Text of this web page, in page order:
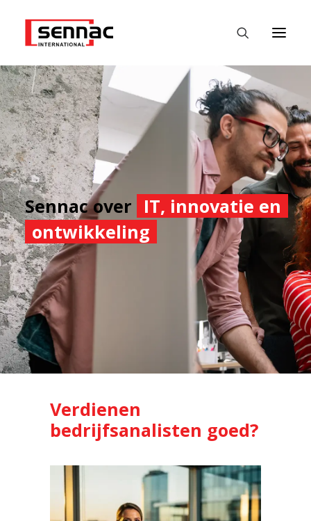
HOME
WERKGEVERS
WERKZOEKENDE
FASTEST
DATALABS
NIEUWS
CONTACT
NEDERLANDS
Sennac over IT, innovatie en
ontwikkeling
Verdienen
bedrijfsanalisten goed?